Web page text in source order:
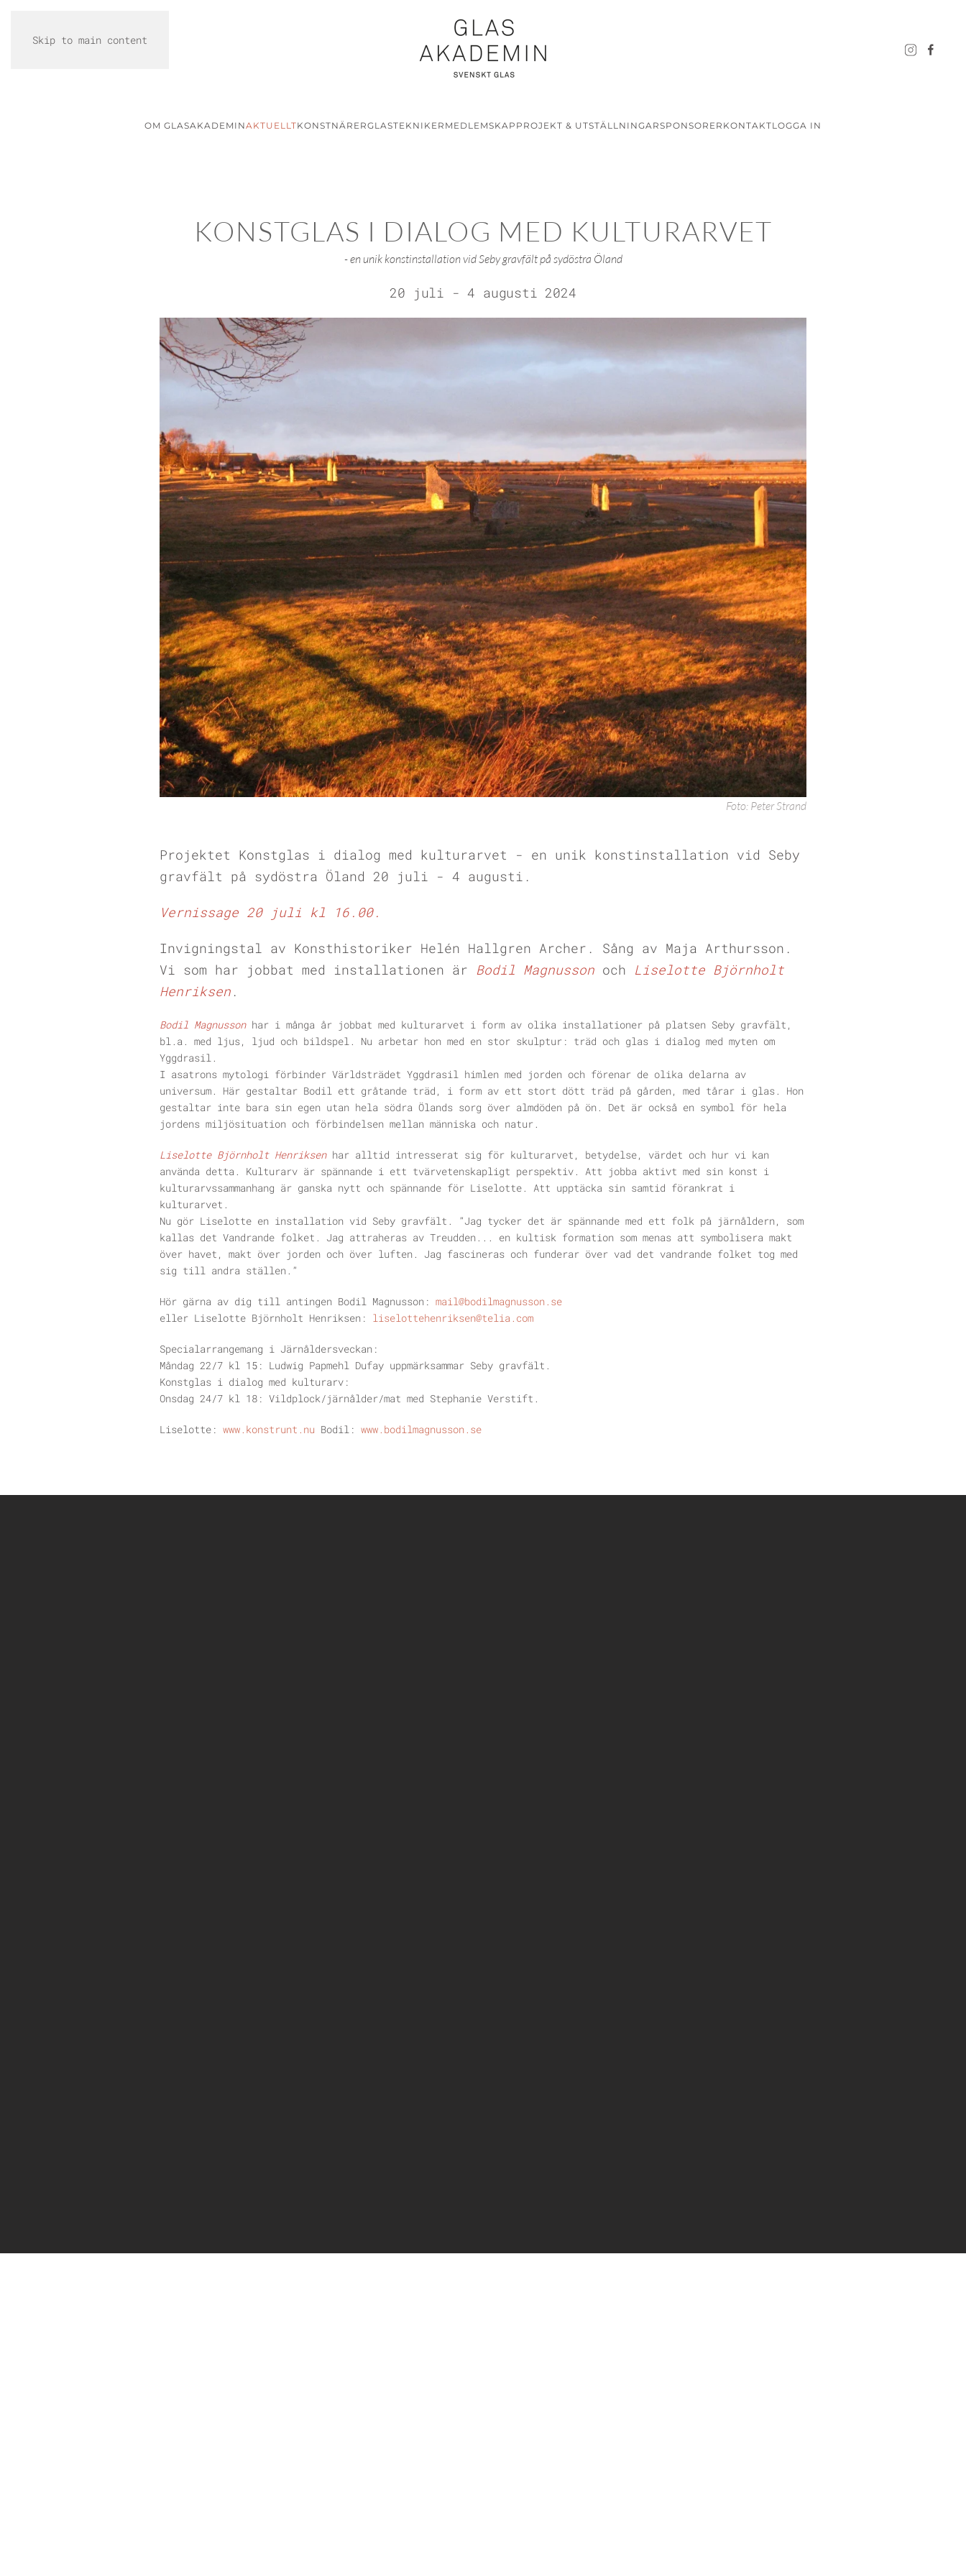
Skip to main content
OM GLASAKADEMINAKTUELLTKONSTNÄRERGLASTEKNIKER MEDLEMSKAP PROJEKT & UTSTÄLLNINGARSPONSORER KONTAKTLOGGA IN
KONSTGLAS I DIALOG MED KULTURARVET
- en unik konstinstallation vid Seby gravfält på sydöstra Öland
20 juli - 4 augusti 2024
Foto: Peter Strand
Projektet Konstglas i dialog med kulturarvet - en unik konstinstallation vid Seby
gravfält på sydöstra Öland 20 juli - 4 augusti.
Vernissage 20 juli kl 16.00.
Invigningstal av Konsthistoriker Helén Hallgren Archer. Sång av Maja Arthursson.
Vi som har jobbat med installationen är Bodil Magnusson och Liselotte Björnholt
Henriksen .
Bodil Magnusson har i många år jobbat med kulturarvet i form av olika installationer på platsen Seby gravfält,
bl.a. med ljus, ljud och bildspel. Nu arbetar hon med en stor skulptur: träd och glas i dialog med myten om
Yggdrasil.
I asatrons mytologi förbinder Världsträdet Yggdrasil himlen med jorden och förenar de olika delarna av
universum. Här gestaltar Bodil ett gråtande träd, i form av ett stort dött träd på gården, med tårar i glas. Hon
gestaltar inte bara sin egen utan hela södra Ölands sorg över almdöden på ön. Det är också en symbol för hela
jordens miljösituation och förbindelsen mellan människa och natur.
Liselotte Björnholt Henriksen har alltid intresserat sig för kulturarvet, betydelse, värdet och hur vi kan
använda detta. Kulturarv är spännande i ett tvärvetenskapligt perspektiv. Att jobba aktivt med sin konst i
kulturarvssammanhang är ganska nytt och spännande för Liselotte. Att upptäcka sin samtid förankrat i
kulturarvet.
Nu gör Liselotte en installation vid Seby gravfält. ”Jag tycker det är spännande med ett folk på järnåldern, som
kallas det Vandrande folket. Jag attraheras av Treudden... en kultisk formation som menas att symbolisera makt
över havet, makt över jorden och över luften. Jag fascineras och funderar över vad det vandrande folket tog med
sig till andra ställen.”
Hör gärna av dig till antingen Bodil Magnusson: mail@bodilmagnusson.se
eller Liselotte Björnholt Henriksen: liselottehenriksen@telia.com
Specialarrangemang i Järnåldersveckan:
Måndag 22/7 kl 15: Ludwig Papmehl Dufay uppmärksammar Seby gravfält.
Konstglas i dialog med kulturarv:
Onsdag 24/7 kl 18: Vildplock/järnålder/mat med Stephanie Verstift.
Liselotte: www.konstrunt.nu Bodil: www.bodilmagnusson.se